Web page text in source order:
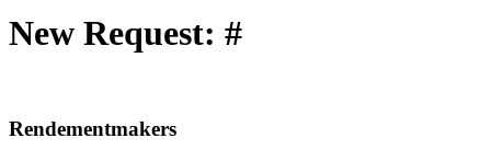
New Request: #
Rendementmakers